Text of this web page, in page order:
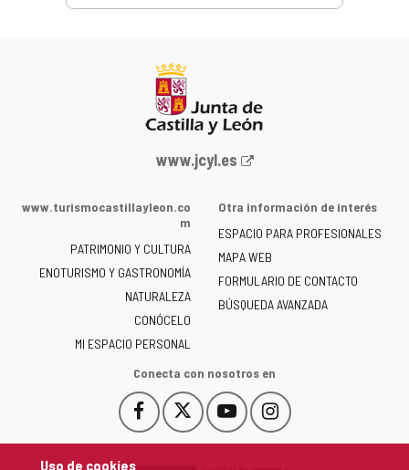
Uso de cookies
Portal
la
de
Castilla
y
León
-
www.jcyl.es
www.turismocastillayleon.co
m
PATRIMONIO Y CULTURA
ENOTURISMO Y GASTRONOMÍA
NATURALEZA
CONÓCELO
MI ESPACIO PERSONAL
Otra información de interés
ESPACIO PARA PROFESIONALES
MAPA WEB
FORMULARIO DE CONTACTO
BÚSQUEDA AVANZADA
Conecta con nosotros en
Facebook
Este
enlace
Este
enlace
YouTube
Este
enlace
Instagram
Este
enlace